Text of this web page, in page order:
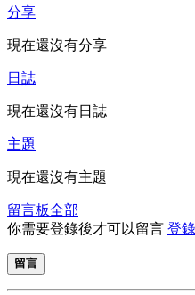
分享
現在還沒有分享
日誌
現在還沒有日誌
主題
現在還沒有主題
留言板全部
你需要登錄後才可以留言 登錄
留言